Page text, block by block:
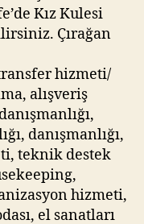
Kız Kulesi
Çırağan
hizmeti/
alışveriş
danışmanlığı,
teknik destek
hizmeti,
el sanatları